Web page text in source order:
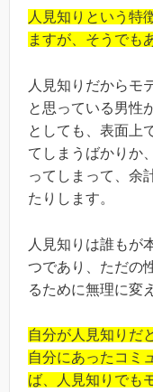
人見知りという特
ますが、そうでも
人見知りだからモ
と思っている男性
としても、表面上
てしまうばかりか
ってしまって、余
たりします。
人見知りは誰もが
つであり、ただの
るために無理に変
自分が人見知りだ
自分にあったコミ
ば、人見知りでも